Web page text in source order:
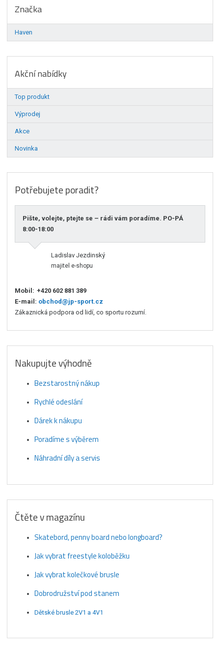
Značka
Haven
Akční nabídky
Top produkt
Výprodej
Akce
Novinka
Potřebujete poradit?
Pište, volejte, ptejte se – rádi vám poradíme. PO-PÁ
8:00-18:00
Ladislav Jezdinský
majitel e-shopu
Mobil: +420 602 881 389
E-mail: obchod@jp-sport.cz
Zákaznická podpora od lidí, co sportu rozumí.
Nakupujte výhodně
Bezstarostný nákup
Rychlé odeslání
Dárek k nákupu
Poradíme s výběrem
Náhradní díly a servis
Čtěte v magazínu
Skatebord, penny board nebo longboard?
Jak vybrat freestyle koloběžku
Jak vybrat kolečkové brusle
Dobrodružství pod stanem
Dětské brusle 2V1 a 4V1